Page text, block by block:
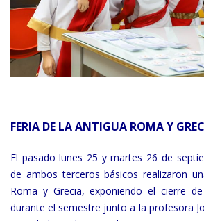
FERIA DE LA ANTIGUA ROMA Y
El pasado lunes 25 y martes 26 de
de ambos terceros básicos realizaron
Roma y Grecia, exponiendo el cierre
durante el semestre junto a la profesora